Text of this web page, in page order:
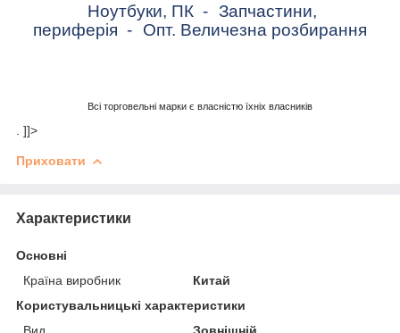
Ноутбуки, ПК - Запчастини,
периферія - Опт. Величезна розбирання
Всі торговельні марки є власністю їхніх власників
. ]]>
Приховати
Характеристики
Основні
Країна виробник
Китай
Користувальницькі характеристики
Вид
Зовнішній